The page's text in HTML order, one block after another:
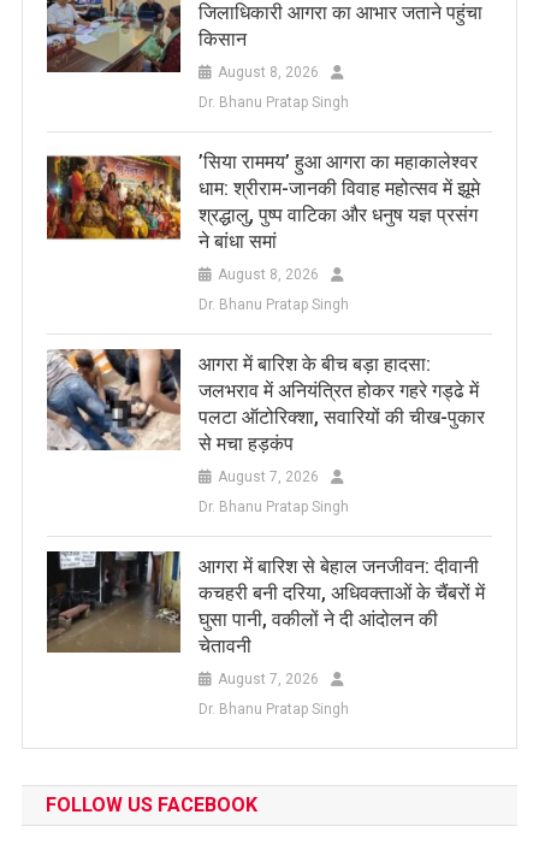
जिलाधिकारी आगरा का आभार जताने पहुंचा
किसान
August 8, 2026
Dr. Bhanu Pratap Singh
​’सिया राममय’ हुआ आगरा का महाकालेश्वर
धाम: श्रीराम-जानकी विवाह महोत्सव में झूमे
श्रद्धालु, पुष्प वाटिका और धनुष यज्ञ प्रसंग
ने बांधा समां
August 8, 2026
Dr. Bhanu Pratap Singh
आगरा में बारिश के बीच बड़ा हादसा:
जलभराव में अनियंत्रित होकर गहरे गड्ढे में
पलटा ऑटोरिक्शा, सवारियों की चीख-पुकार
से मचा हड़कंप
August 7, 2026
Dr. Bhanu Pratap Singh
आगरा में बारिश से बेहाल जनजीवन: दीवानी
कचहरी बनी दरिया, अधिवक्ताओं के चैंबरों में
घुसा पानी, वकीलों ने दी आंदोलन की
चेतावनी
August 7, 2026
Dr. Bhanu Pratap Singh
FOLLOW US FACEBOOK